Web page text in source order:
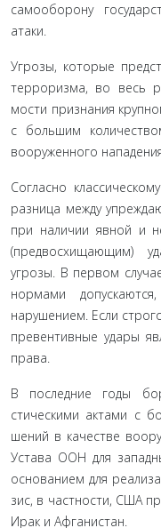
самооборону
атаки.
Угрозы, которые
терроризма, во весь
мости признания
с большим
вооруженного
Согласно
разница между
при наличии явной и
(предвосхищающим)
угрозы. В первом
нормами
нарушением. Если
превентивные удары
права.
В последние годы
стическими актами с
шений в качестве
Устава ООН для
основанием для
зис, в частности, США
Ирак и Афганистан.